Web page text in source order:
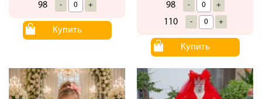
98 - +
Купить
98 - +
110 - +
Купить